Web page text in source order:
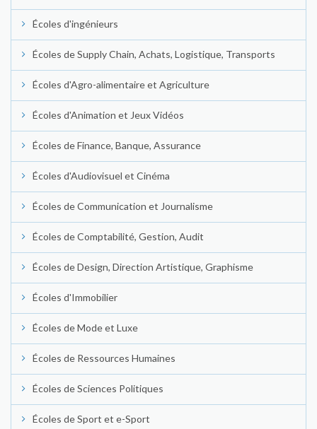
Écoles d'ingénieurs
Écoles de Supply Chain, Achats, Logistique, Transports
Écoles d'Agro-alimentaire et Agriculture
Écoles d'Animation et Jeux Vidéos
Écoles de Finance, Banque, Assurance
Écoles d'Audiovisuel et Cinéma
Écoles de Communication et Journalisme
Écoles de Comptabilité, Gestion, Audit
Écoles de Design, Direction Artistique, Graphisme
Écoles d'Immobilier
Écoles de Mode et Luxe
Écoles de Ressources Humaines
Écoles de Sciences Politiques
Écoles de Sport et e-Sport